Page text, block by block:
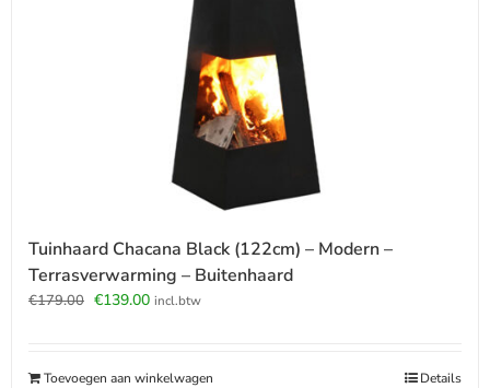
Tuinhaard Chacana Black (122cm) – Modern –
Terrasverwarming – Buitenhaard
€179.00 Oorspronkelijke
€179.00.
€139.00Huidige
€139.00.
incl.btw
Toevoegen aan winkelwagen Details